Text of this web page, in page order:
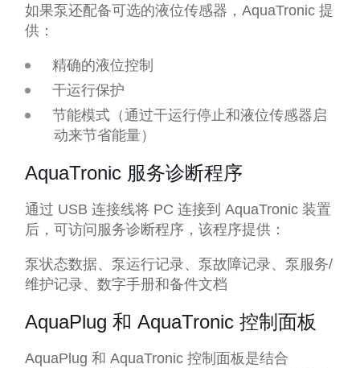
如果泵还配备可选的液位传感器，AquaTronic 提
供：
精确的液位控制
干运行保护
节能模式（通过干运行停止和液位传感器启
动来节省能量）
AquaTronic 服务诊断程序
通过 USB 连接线将 PC 连接到 AquaTronic 装置
后，可访问服务诊断程序，该程序提供：
泵状态数据、泵运行记录、泵故障记录、泵服务/
维护记录、数字手册和备件文档
AquaPlug 和 AquaTronic 控制面板
AquaPlug 和 AquaTronic 控制面板是结合